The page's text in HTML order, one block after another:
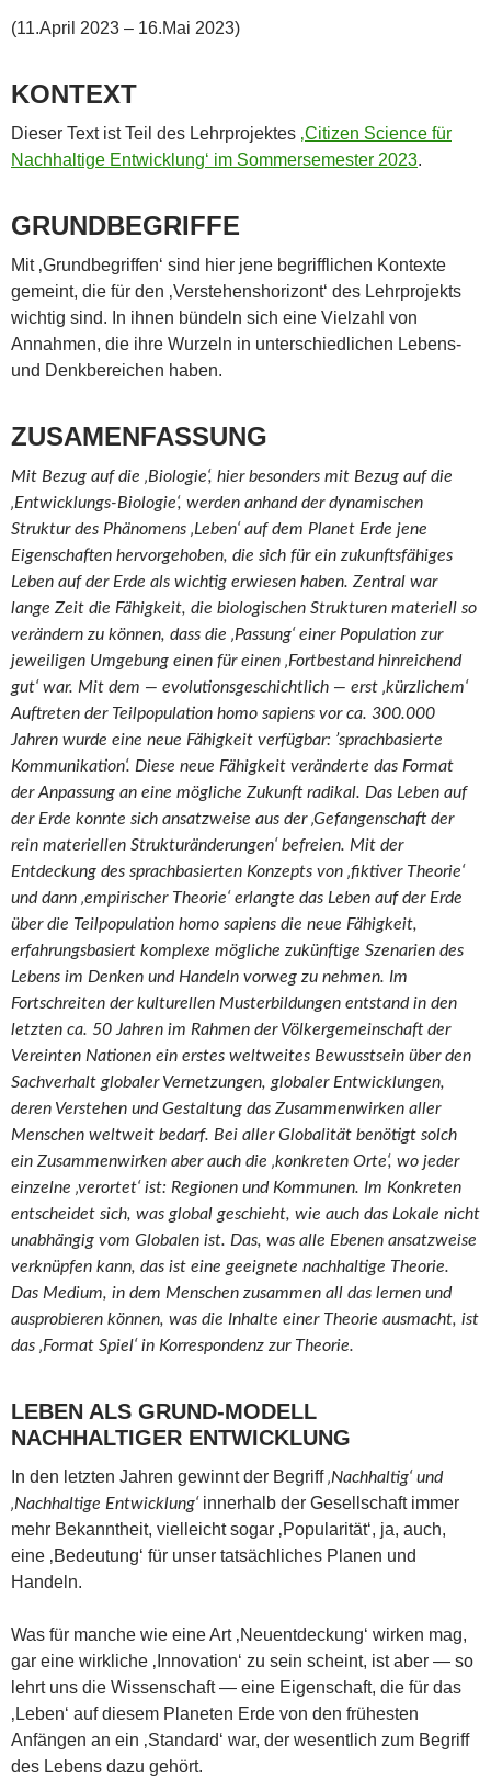
(11.April 2023 – 16.Mai 2023)
KONTEXT
Dieser Text ist Teil des Lehrprojektes ‚Citizen Science für
Nachhaltige Entwicklung‘ im Sommersemester 2023.
GRUNDBEGRIFFE
Mit ‚Grundbegriffen‘ sind hier jene begrifflichen Kontexte
gemeint, die für den ‚Verstehenshorizont‘ des Lehrprojekts
wichtig sind. In ihnen bündeln sich eine Vielzahl von
Annahmen, die ihre Wurzeln in unterschiedlichen Lebens-
und Denkbereichen haben.
ZUSAMENFASSUNG
Mit Bezug auf die ‚Biologie‘, hier besonders mit Bezug auf die
‚Entwicklungs-Biologie‘, werden anhand der dynamischen
Struktur des Phänomens ‚Leben‘ auf dem Planet Erde jene
Eigenschaften hervorgehoben, die sich für ein zukunftsfähiges
Leben auf der Erde als wichtig erwiesen haben. Zentral war
lange Zeit die Fähigkeit, die biologischen Strukturen materiell so
verändern zu können, dass die ‚Passung‘ einer Population zur
jeweiligen Umgebung einen für einen ‚Fortbestand hinreichend
gut‘ war. Mit dem — evolutionsgeschichtlich — erst ‚kürzlichem‘
Auftreten der Teilpopulation homo sapiens vor ca. 300.000
Jahren wurde eine neue Fähigkeit verfügbar: ’sprachbasierte
Kommunikation‘. Diese neue Fähigkeit veränderte das Format
der Anpassung an eine mögliche Zukunft radikal. Das Leben auf
der Erde konnte sich ansatzweise aus der ‚Gefangenschaft der
rein materiellen Strukturänderungen‘ befreien. Mit der
Entdeckung des sprachbasierten Konzepts von ‚fiktiver Theorie‘
und dann ‚empirischer Theorie‘ erlangte das Leben auf der Erde
über die Teilpopulation homo sapiens die neue Fähigkeit,
erfahrungsbasiert komplexe mögliche zukünftige Szenarien des
Lebens im Denken und Handeln vorweg zu nehmen. Im
Fortschreiten der kulturellen Musterbildungen entstand in den
letzten ca. 50 Jahren im Rahmen der Völkergemeinschaft der
Vereinten Nationen ein erstes weltweites Bewusstsein über den
Sachverhalt globaler Vernetzungen, globaler Entwicklungen,
deren Verstehen und Gestaltung das Zusammenwirken aller
Menschen weltweit bedarf. Bei aller Globalität benötigt solch
ein Zusammenwirken aber auch die ‚konkreten Orte‘, wo jeder
einzelne ‚verortet‘ ist: Regionen und Kommunen. Im Konkreten
entscheidet sich, was global geschieht, wie auch das Lokale nicht
unabhängig vom Globalen ist. Das, was alle Ebenen ansatzweise
verknüpfen kann, das ist eine geeignete nachhaltige Theorie.
Das Medium, in dem Menschen zusammen all das lernen und
ausprobieren können, was die Inhalte einer Theorie ausmacht, ist
das ‚Format Spiel‘ in Korrespondenz zur Theorie.
LEBEN ALS GRUND-MODELL
NACHHALTIGER ENTWICKLUNG
In den letzten Jahren gewinnt der Begriff‚Nachhaltig‘ und
‚Nachhaltige Entwicklung‘innerhalb der Gesellschaft immer
mehr Bekanntheit, vielleicht sogar ‚Popularität‘, ja, auch,
eine ‚Bedeutung‘ für unser tatsächliches Planen und
Handeln.
Was für manche wie eine Art ‚Neuentdeckung‘ wirken mag,
gar eine wirkliche ‚Innovation‘ zu sein scheint, ist aber — so
lehrt uns die Wissenschaft — eine Eigenschaft, die für das
‚Leben‘ auf diesem Planeten Erde von den frühesten
Anfängen an ein ‚Standard‘ war, der wesentlich zum Begriff
des Lebens dazu gehört.